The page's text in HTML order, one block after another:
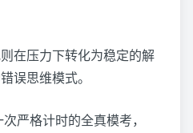
在压力下转化为稳定的解
误思维模式。
严格计时的全真模考，